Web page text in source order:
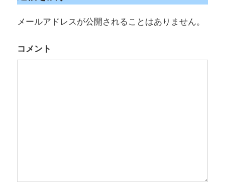
ゲ
ー
シ
メールアドレスが公開されることはありません。
コメント